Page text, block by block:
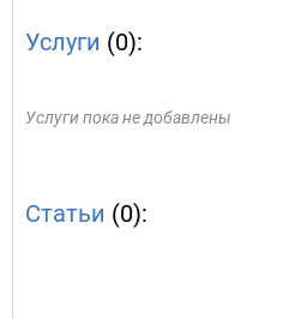
Услуги (0):
Услуги пока не добавлены
Статьи (0):